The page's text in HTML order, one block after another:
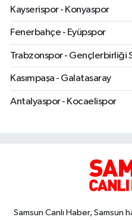
Kayserispor - Konyaspor
Fenerbahçe - Eyüpspor
Trabzonspor - Gençlerbirliği
Kasımpaşa - Galatasaray
Antalyaspor - Kocaelispor
Samsun Canlı Haber,